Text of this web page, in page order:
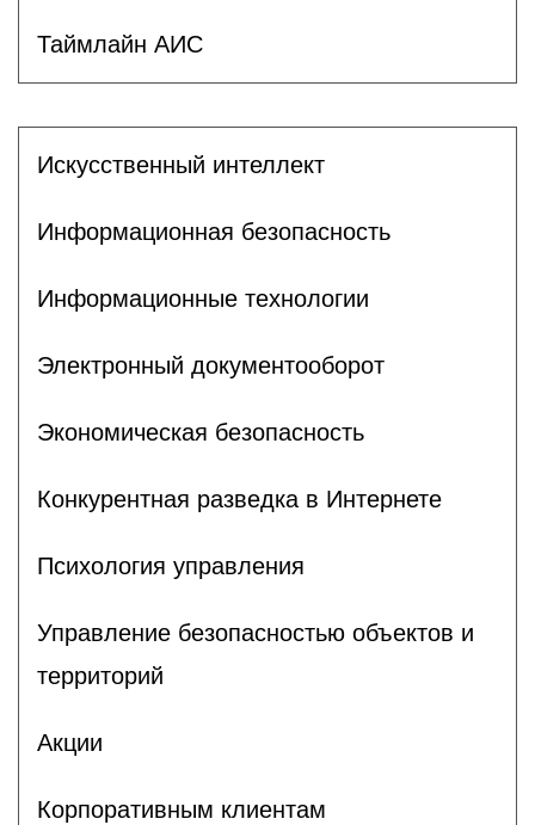
Таймлайн АИС
Искусственный интеллект
Информационная безопасность
Информационные технологии
Электронный документооборот
Экономическая безопасность
Конкурентная разведка в Интернете
Психология управления
Управление безопасностью объектов и
территорий
Акции
Корпоративным клиентам